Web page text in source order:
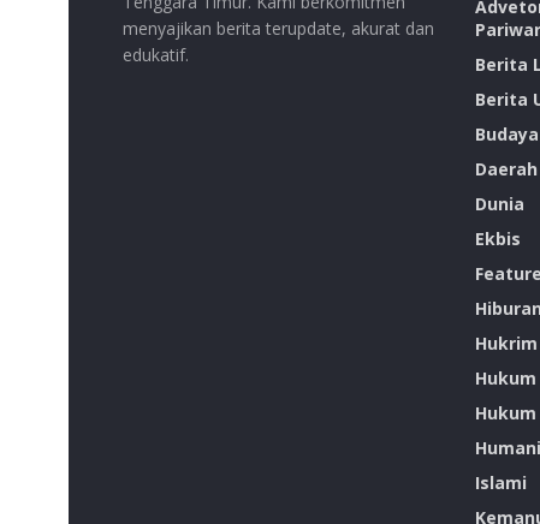
menyajikan berita terupdate, akurat dan
edukatif.
Berita
Berita
Budaya
Daerah
Dunia
Ekbis
Feature
Hiburan
Hukrim
Hukum
Islami